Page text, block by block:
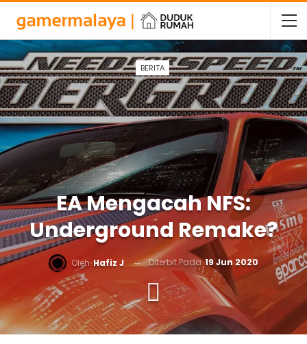
BERITA
EA Mengacah NFS:
Underground Remake?
OlehHafiz J Diterbit Pada19 Jun 2020